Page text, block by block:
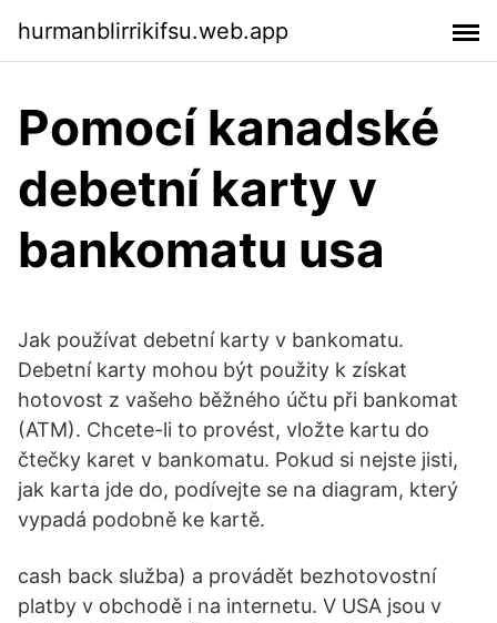
hurmanblirrikifsu.web.app
Pomocí kanadské
debetní karty v
bankomatu usa
Jak používat debetní karty v bankomatu.
Debetní karty mohou být použity k získat
hotovost z vašeho běžného účtu při bankomat
(ATM). Chcete-li to provést, vložte kartu do
čtečky karet v bankomatu. Pokud si nejste jisti,
jak karta jde do, podívejte se na diagram, který
vypadá podobně ke kartě.
cash back služba) a provádět bezhotovostní
platby v obchodě i na internetu. V USA jsou v